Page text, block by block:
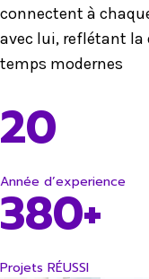
connectent à
avec lui, reflétant la
temps modernes
20
Année d’experience
380+
Projets RÉUSSI